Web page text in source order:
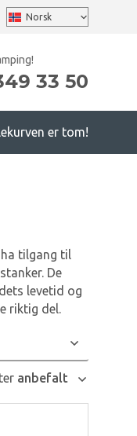
33 50
er tom!
tilgang til
De
levetid og
riktig del.
anbefalt